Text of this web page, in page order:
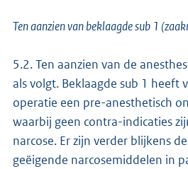
Ten aanzien van beklaagde sub 1
5.2. Ten aanzien van de
als volgt. Beklaagde sub 1 heeft
operatie een pre-anesthetisch
waarbij geen contra-indicaties
narcose. Er zijn verder blijkens
geëigende narcosemiddelen in